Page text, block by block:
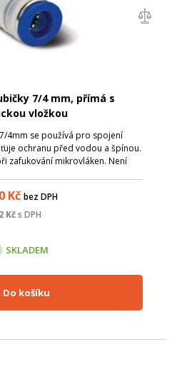
7/4 mm, přímá s
vložkou
4mm se používá pro spojení
ochranu před vodou a špínou.
zafukování mikrovláken. Není
Kč bez DPH
Kč s DPH
SKLADEM
Do košíku